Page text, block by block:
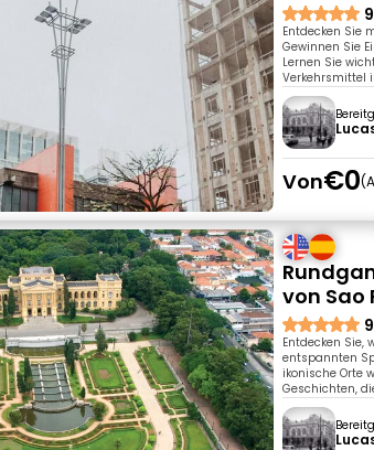
Entdecken Sie
Gewinnen Sie
Lernen Sie
Verkehrsmittel
Von€0
von Sao
Entdecken Sie,
entspannten
ikonische Orte
Geschichten,